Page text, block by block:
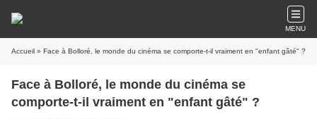
MENU
Accueil » Face à Bolloré, le monde du cinéma se comporte-t-il vraiment en "enfant gâté" ?
Face à Bolloré, le monde du cinéma se
comporte-t-il vraiment en "enfant gâté" ?